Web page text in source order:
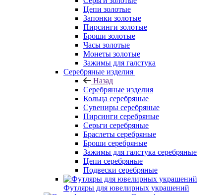
Цепи золотые
Запонки золотые
Пирсинги золотые
Броши золотые
Часы золотые
Монеты золотые
Зажимы для галстука
Серебряные изделия
Назад
Серебряные изделия
Кольца серебряные
Сувениры серебряные
Пирсинги серебряные
Серьги серебряные
Браслеты серебряные
Броши серебряные
Зажимы для галстука серебряные
Цепи серебряные
Подвески серебряные
Футляры для ювелирных украшений